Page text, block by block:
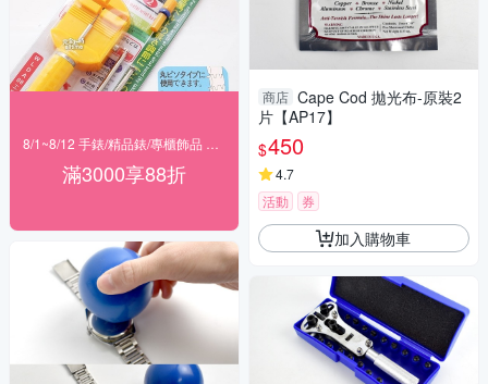
滿3000享88折
商店 Cape Cod 拋光布-原裝2
片【AP17】
$450
4.7
活動
券
加入購物車